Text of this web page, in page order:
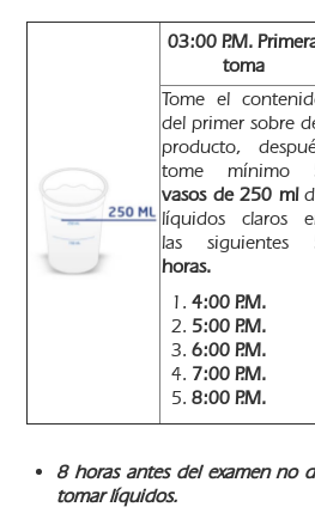
03:00 P.M.
toma
Tome el
del primer sobre
producto,
tome mínimo
vasos de 250 ml
líquidos claros
las siguientes
horas.
4:00 P.M.
5:00 P.M.
6:00 P.M.
7:00 P.M.
8:00 P.M.
8 horas antes del examen no
tomar líquidos.